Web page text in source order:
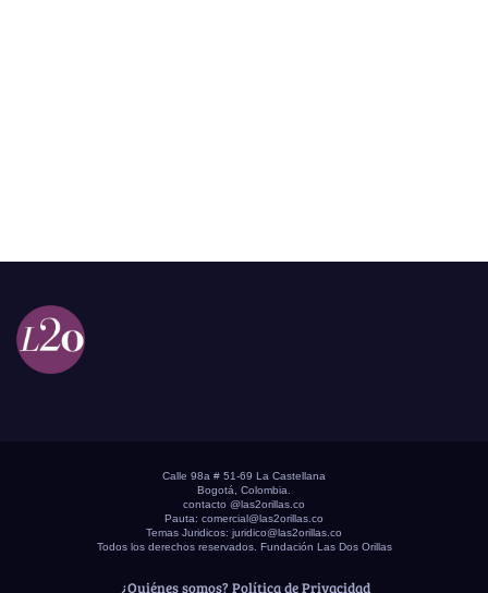
Calle 98a # 51-69 La Castellana
Bogotá, Colombia.
contacto @las2orillas.co
Pauta: comercial@las2orillas.co
Temas Juridicos: juridico@las2orillas.co
Todos los derechos reservados. Fundación Las Dos Orillas
¿Quiénes somos? Política de Privacidad